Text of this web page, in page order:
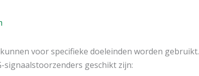
kunnen voor specifieke doeleinden worden gebruikt.
signaalstoorzenders geschikt zijn: